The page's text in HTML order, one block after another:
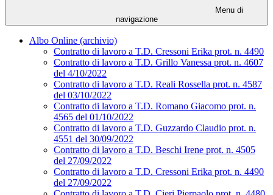
Menu di
navigazione
Albo Online (archivio)
Contratto di lavoro a T.D. Cressoni Erika prot. n. 4490
Contratto di lavoro a T.D. Grillo Vanessa prot. n. 4607
del 4/10/2022
Contratto di lavoro a T.D. Reali Rossella prot. n. 4587
del 03/10/2022
Contratto di lavoro a T.D. Romano Giacomo prot. n.
4565 del 01/10/2022
Contratto di lavoro a T.D. Guzzardo Claudio prot. n.
4551 del 30/09/2022
Contratto di lavoro a T.D. Beschi Irene prot. n. 4505
del 27/09/2022
Contratto di lavoro a T.D. Cressoni Erika prot. n. 4490
del 27/09/2022